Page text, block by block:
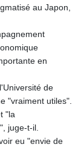
3597.347644
MRU 40.080439
MUR 47.070378
MVR 15.450378
1728.841413
MXN 17.13635
MZN 63.905039
NAD 16.197552
au Japon,
en
de
"vraiment utiles".
"la
juge-t-il.
eu "envie de